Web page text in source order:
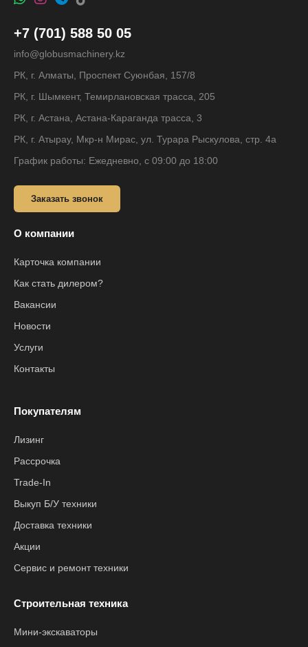
+7 (701) 588 50 05
info@globusmachinery.kz
РК, г. Алматы, Проспект Суюнбая, 157/8
РК, г. Шымкент, Темирлановская трасса, 205
РК, г. Астана, Астана-Караганда трасса, 3
РК, г. Атырау, Мкр-н Мирас, ул. Турара Рыскулова, стр. 4а
График работы: Ежедневно, с 09:00 до 18:00
Заказать звонок
О компании
Карточка компании
Как стать дилером?
Вакансии
Новости
Услуги
Контакты
Покупателям
Лизинг
Рассрочка
Trade-In
Выкуп Б/У техники
Доставка техники
Акции
Сервис и ремонт техники
Строительная техника
Мини-экскаваторы